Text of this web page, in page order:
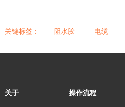
关键标签： 阻水胶 电缆
关于 操作流程